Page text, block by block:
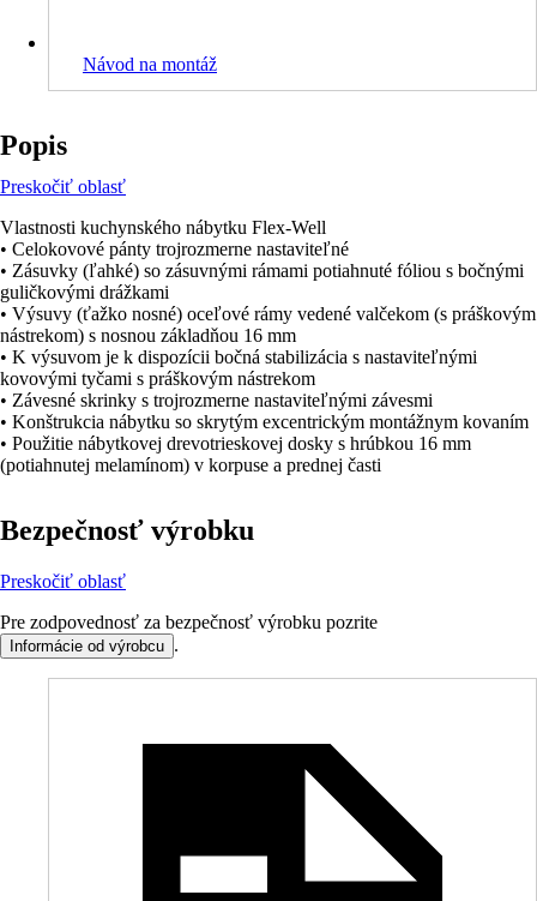
Návod na montáž
Popis
Preskočiť oblasť
Vlastnosti kuchynského nábytku Flex-Well
• Celokovové pánty trojrozmerne nastaviteľné
• Zásuvky (ľahké) so zásuvnými rámami potiahnuté fóliou s bočnými
guličkovými drážkami
• Výsuvy (ťažko nosné) oceľové rámy vedené valčekom (s práškovým
nástrekom) s nosnou základňou 16 mm
• K výsuvom je k dispozícii bočná stabilizácia s nastaviteľnými
kovovými tyčami s práškovým nástrekom
• Závesné skrinky s trojrozmerne nastaviteľnými závesmi
• Konštrukcia nábytku so skrytým excentrickým montážnym kovaním
• Použitie nábytkovej drevotrieskovej dosky s hrúbkou 16 mm
(potiahnutej melamínom) v korpuse a prednej časti
Bezpečnosť výrobku
Preskočiť oblasť
Pre zodpovednosť za bezpečnosť výrobku pozrite
Informácie od výrobcu .